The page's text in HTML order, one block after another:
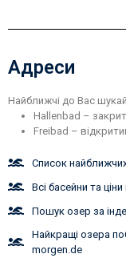
Адреси
Найближчі до Вас
Hallenbad –
Freibad –
Список
Всі басейни та
Пошук озер за
Найкращі озера
morgen.de